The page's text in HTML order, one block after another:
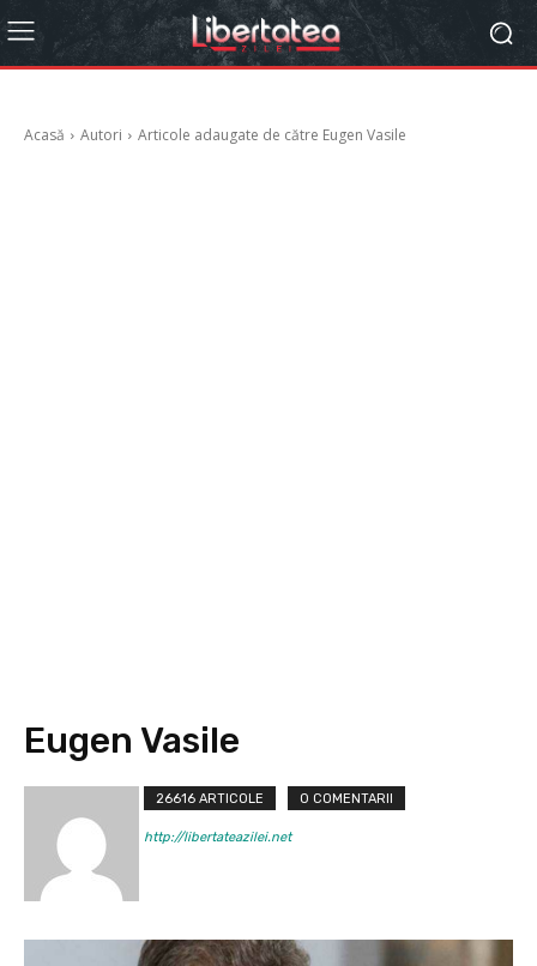
Acasă Autori Articole adaugate de către Eugen Vasile
Eugen Vasile
26616 ARTICOLE 0 COMENTARII
http://libertateazilei.net